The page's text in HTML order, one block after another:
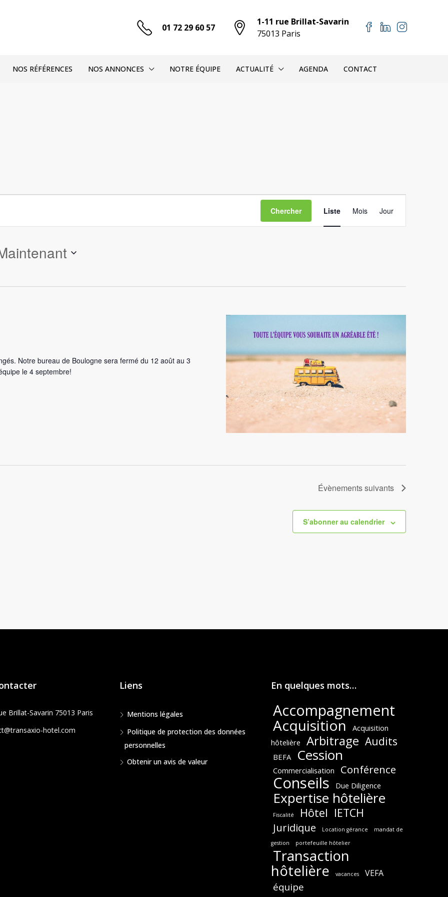
01 72 29 60 57
1-11 rue Brillat-Savarin
75013 Paris
NOS RÉFÉRENCES NOS ANNONCES NOTRE ÉQUIPE ACTUALITÉ AGENDA CONTACT
Chercher
de
Liste Mois Jour
Notre bureau de Boulogne sera fermé du 12 août au 3
le 4 septembre!
Évènementssuivants
S’abonner au calendrier
Brillat-Savarin 75013 Paris
hotel.com
Liens
Mentions légales
Politique de protection des données
personnelles
Obtenir un avis de valeur
En quelques mots…
Accompagnement
Acquisition
Acquisition
hôtelière
Arbitrage Audits
BEFA Cession
Commercialisation Conférence
Conseils Due Diligence
Expertise hôtelière
Fiscalité Hôtel IETCH
Juridique Location gérance
mandat de
gestion
portefeuille hôtelier
Transaction
hôtelière vacances VEFA
équipe